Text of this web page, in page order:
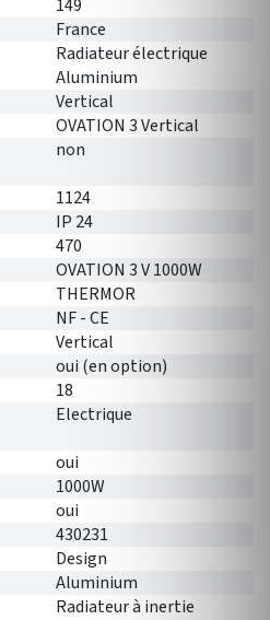
149
France
Radiateur électrique
Aluminium
Vertical
OVATION 3 Vertical
non
1124
IP 24
470
OVATION 3 V 1000W
THERMOR
NF - CE
Vertical
oui (en option)
18
Electrique
oui
1000W
oui
430231
Design
Aluminium
Radiateur à inertie